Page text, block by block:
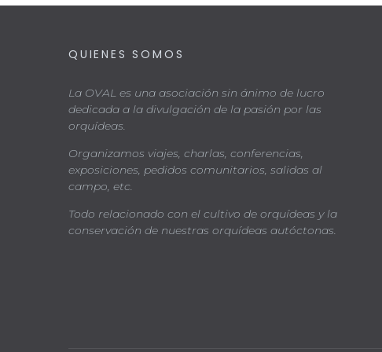
QUIENES SOMOS
La OVAL es una asociación sin ánimo de lucro
dedicada a la divulgación de la pasión por las
orquídeas.
Organizamos viajes, charlas, conferencias,
exposiciones, pedidos comunitarios, salidas al
campo, etc.
Todo relacionado con el cultivo de orquídeas y la
conservación de nuestras orquídeas autóctonas.